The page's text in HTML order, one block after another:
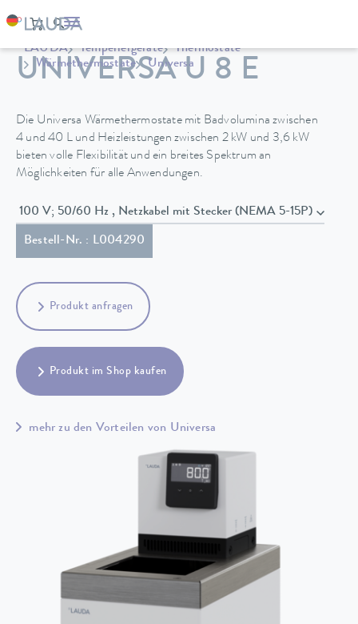
LAUDA Temperiergeräte
Thermostate
Wärmethermostate
Universa
UNIVERSA U 8 E
Die Universa Wärmethermostate mit Badvolumina zwischen
4 und 40 L und Heizleistungen zwischen 2 kW und 3,6 kW
bieten volle Flexibilität und ein breites Spektrum an
Möglichkeiten für alle Anwendungen.
100 V; 50/60 Hz , Netzkabel mit Stecker (NEMA 5-15P)
Bestell-Nr. : L004290
Produkt anfragen
Produkt im Shop kaufen
mehr zu den Vorteilen von Universa